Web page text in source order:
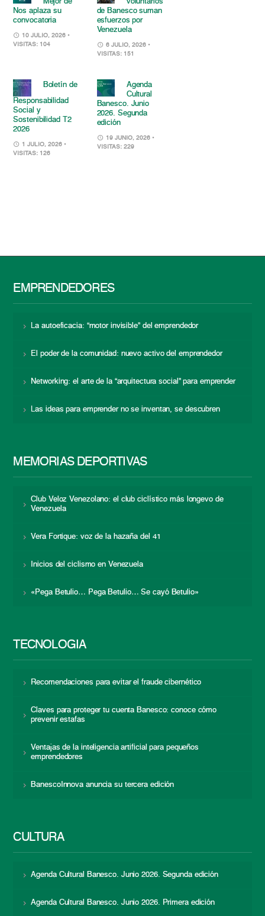
Nos aplaza su
convocatoria
10 JULIO, 2026 •
VISITAS: 104
de Banesco suman
esfuerzos por
Venezuela
6 JULIO, 2026 •
VISITAS: 151
Boletín de
Responsabilidad
Social y
Sostenibilidad T2
2026
1 JULIO, 2026 •
VISITAS: 126
Agenda
Cultural
Banesco. Junio
2026. Segunda
edición
19 JUNIO, 2026 •
VISITAS: 229
EMPRENDEDORES
La autoeficacia: “motor invisible” del emprendedor
El poder de la comunidad: nuevo activo del emprendedor
Networking: el arte de la “arquitectura social” para emprender
Las ideas para emprender no se inventan, se descubren
MEMORIAS DEPORTIVAS
Club Veloz Venezolano: el club ciclístico más longevo de
Venezuela
Vera Fortique: voz de la hazaña del 41
Inicios del ciclismo en Venezuela
«Pega Betulio… Pega Betulio… Se cayó Betulio»
TECNOLOGÍA
Recomendaciones para evitar el fraude cibernético
Claves para proteger tu cuenta Banesco: conoce cómo
prevenir estafas
Ventajas de la inteligencia artificial para pequeños
emprendedores
BanescoInnova anuncia su tercera edición
CULTURA
Agenda Cultural Banesco. Junio 2026. Segunda edición
Agenda Cultural Banesco. Junio 2026. Primera edición